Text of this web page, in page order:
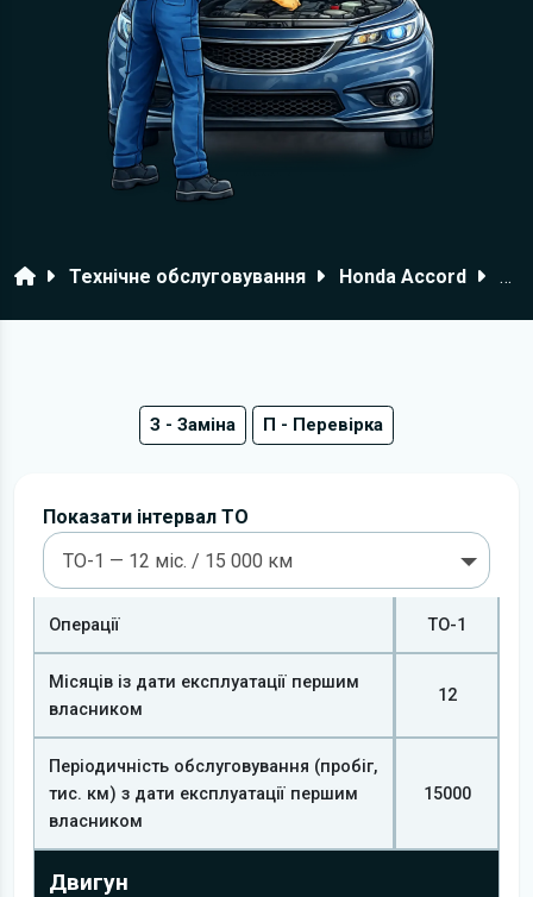
ГоловнаТехнічне обслуговування Honda Accord
З - Заміна П - Перевірка
Показати інтервал ТО
ТО-1 — 12 міс. / 15 000 км
Операції ТО-1
Місяців із дати експлуатації першим
власником
12
Періодичність обслуговування (пробіг,
тис. км) з дати експлуатації першим
власником
15000
Двигун